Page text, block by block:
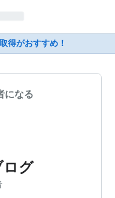
得がおすすめ！
になる
グ